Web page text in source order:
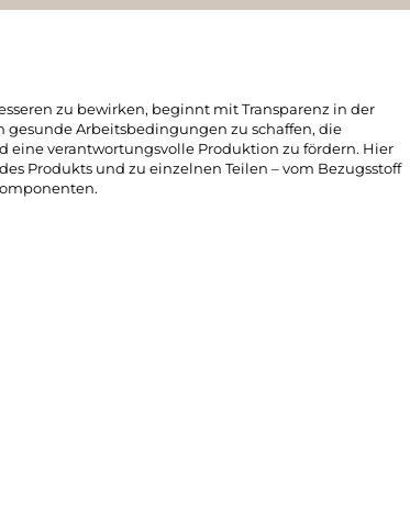
zu bewirken, beginnt mit Transparenz in der
Arbeitsbedingungen zu schaffen, die
eine verantwortungsvolle Produktion zu fördern. Hier
Produkts und zu einzelnen Teilen – vom Bezugsstoff